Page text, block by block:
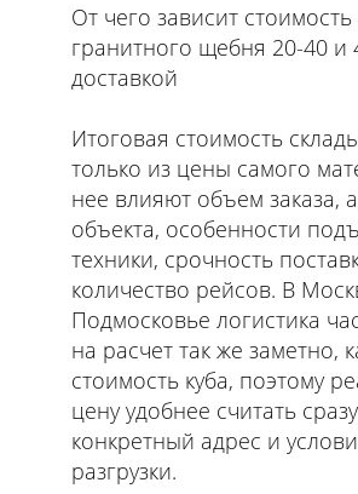
От чего зависит стоимость
гранитного щебня 20-40 и
доставкой
Итоговая стоимость
только из цены самого
нее влияют объем заказа,
объекта, особенности
техники, срочность
количество рейсов. В
Подмосковье логистика
на расчет так же заметно,
стоимость куба, поэтому
цену удобнее считать
конкретный адрес и
разгрузки.